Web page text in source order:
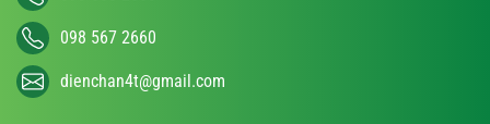
098 567 2660
dienchan4t@gmail.com